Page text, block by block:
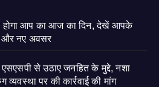
होगा आप का आज का दिन, देखें आपके
और नए अवसर
से उठाए जनहित के मुद्दे, नशा
व्यवस्था पर की कार्रवाई की मांग